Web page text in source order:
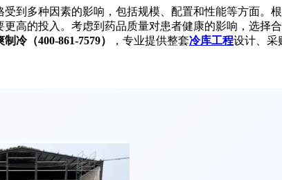
到多种因素的影响，包括规模、配置和性能等方面。
高的投入。考虑到药品质量对患者健康的影响，选
制冷（400-861-7579） ，专业提供整套冷库工程设计、采